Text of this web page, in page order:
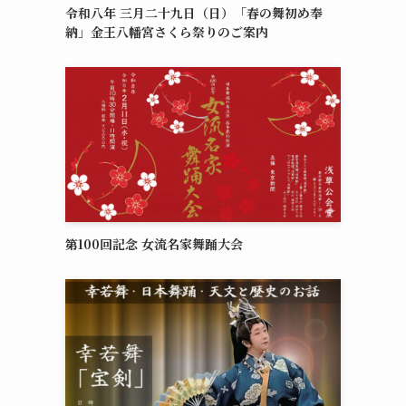
令和八年 三月二十九日（日）「春の舞初め奉
納」金王八幡宮さくら祭りのご案内
第100回記念 女流名家舞踊大会